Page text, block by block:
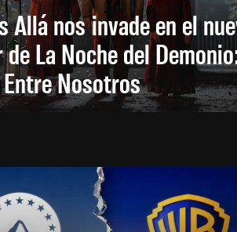
Allá nos invade en el
La Noche del
Nosotros